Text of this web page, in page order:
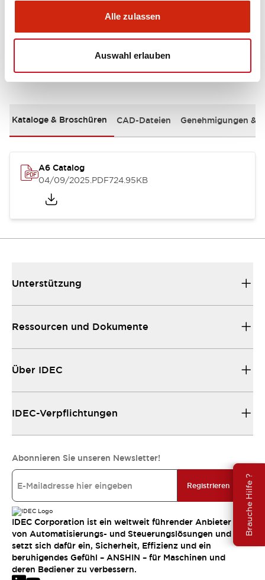
Alle zulassen
Auswahl erlauben
Brauche Hilfe ?
Dokumente und Dateien
Kataloge & Broschüren CAD-Dateien Genehmigungen &
A6 Catalog
04/09/2025.PDF724.95KB
Unterstützung
Ressourcen und Dokumente
Über IDEC
IDEC-Verpflichtungen
Abonnieren Sie unseren Newsletter!
Registrieren
IDEC Corporation ist ein weltweit führender Anbieter
von Automatisierungs- und Steuerungslösungen und
setzt sich dafür ein, Sicherheit, Effizienz und ein
beruhigendes Gefühl – ANSHIN – für Maschinen und
deren Bediener zu verbessern.